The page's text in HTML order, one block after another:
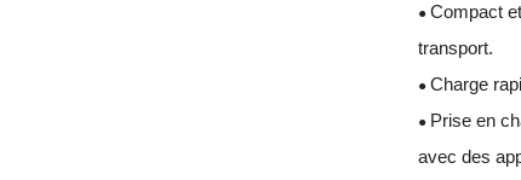
● Compact
transport.
● Charge
● Prise en
avec des